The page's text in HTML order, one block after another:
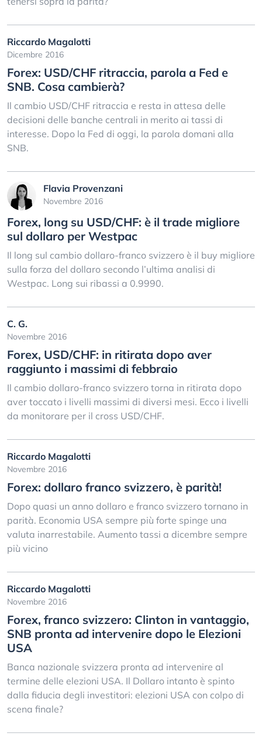
Riccardo Magalotti
Dicembre 2016
Forex: USD/CHF ritraccia, parola a Fed e
SNB. Cosa cambierà?
Il cambio USD/CHF ritraccia e resta in attesa delle
decisioni delle banche centrali in merito ai tassi di
interesse. Dopo la Fed di oggi, la parola domani alla
SNB.
Flavia Provenzani
Novembre 2016
Forex, long su USD/CHF: è il trade migliore
sul dollaro per Westpac
Il long sul cambio dollaro-franco svizzero è il buy migliore
sulla forza del dollaro secondo l’ultima analisi di
Westpac. Long sui ribassi a 0.9990.
C. G.
Novembre 2016
Forex, USD/CHF: in ritirata dopo aver
raggiunto i massimi di febbraio
Il cambio dollaro-franco svizzero torna in ritirata dopo
aver toccato i livelli massimi di diversi mesi. Ecco i livelli
da monitorare per il cross USD/CHF.
Riccardo Magalotti
Novembre 2016
Forex: dollaro franco svizzero, è parità!
Dopo quasi un anno dollaro e franco svizzero tornano in
parità. Economia USA sempre più forte spinge una
valuta inarrestabile. Aumento tassi a dicembre sempre
più vicino
Riccardo Magalotti
Novembre 2016
Forex, franco svizzero: Clinton in vantaggio,
SNB pronta ad intervenire dopo le Elezioni
USA
Banca nazionale svizzera pronta ad intervenire al
termine delle elezioni USA. Il Dollaro intanto è spinto
dalla fiducia degli investitori: elezioni USA con colpo di
scena finale?